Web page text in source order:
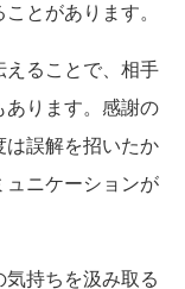
とがあります。
えることで、相手
あります。感謝の
は誤解を招いたか
ュニケーションが
持ちを汲み取る